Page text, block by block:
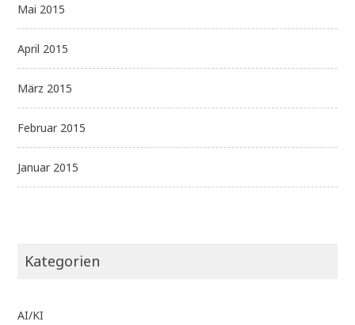
Mai 2015
April 2015
März 2015
Februar 2015
Januar 2015
Kategorien
AI/KI